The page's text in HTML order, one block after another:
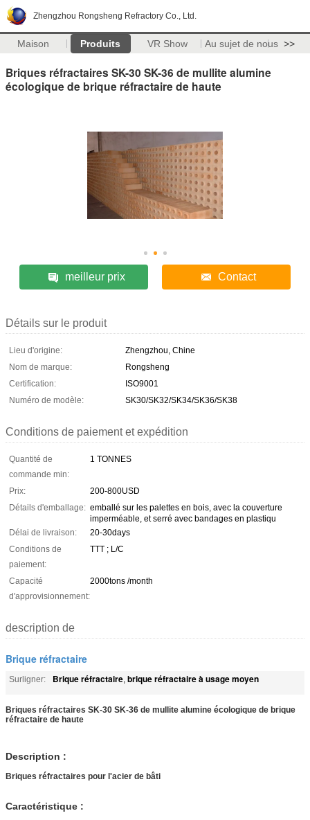
Zhengzhou Rongsheng Refractory Co., Ltd.
Maison Produits VR Show Au sujet de nous >>
Briques réfractaires SK-30 SK-36 de mullite alumine
écologique de brique réfractaire de haute
meilleur prix Contact
Détails sur le produit
Lieu d'origine:
Zhengzhou, Chine
Nom de marque:
Rongsheng
Certification:
ISO9001
Numéro de modèle:
SK30/SK32/SK34/SK36/SK38
Conditions de paiement et expédition
Quantité de
commande min:
1 TONNES
Prix:
200-800USD
Détails d'emballage: emballé sur les palettes en bois, avec la couverture
imperméable, et serré avec bandages en plastiqu
Délai de livraison:
20-30days
Conditions de
paiement:
TTT ; L/C
Capacité
d'approvisionnement:
2000tons /month
description de
Brique réfractaire
Surligner: Brique réfractaire, brique réfractaire à usage moyen
Briques réfractaires SK-30 SK-36 de mullite alumine écologique de brique
réfractaire de haute
Description :
Briques réfractaires pour l'acier de bâti
Caractéristique :